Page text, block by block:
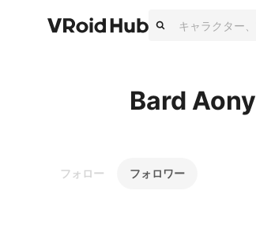
Bard Aony
フォロー フォロワー